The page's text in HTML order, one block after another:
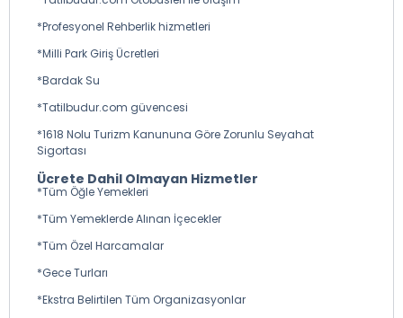
*Profesyonel Rehberlik hizmetleri
*Milli Park Giriş Ücretleri
*Bardak Su
*Tatilbudur.com güvencesi
*1618 Nolu Turizm Kanununa Göre Zorunlu Seyahat
Sigortası
Ücrete Dahil Olmayan Hizmetler
*Tüm Öğle Yemekleri
*Tüm Yemeklerde Alınan İçecekler
*Tüm Özel Harcamalar
*Gece Turları
*Ekstra Belirtilen Tüm Organizasyonlar